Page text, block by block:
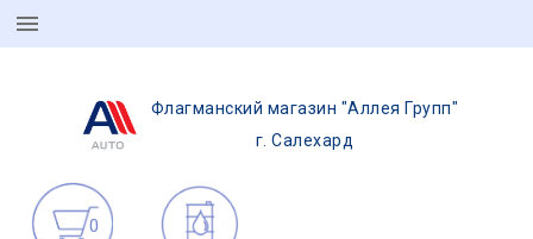
Флагманский магазин "Аллея Групп"
г. Салехард
0